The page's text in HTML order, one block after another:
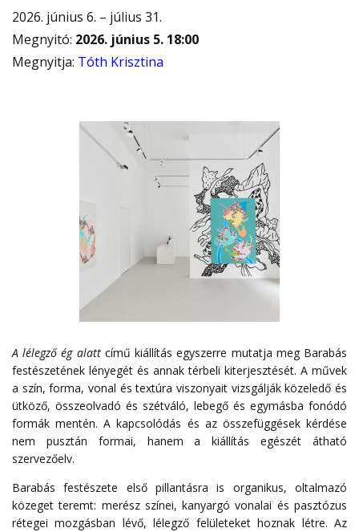
2026. június 6. – július 31.
Megnyitó: 2026. június 5. 18:00
Megnyitja: Tóth Krisztina
A lélegző ég alattcímű kiállítás egyszerre mutatja meg Barabás
festészetének lényegét és annak térbeli kiterjesztését. A művek
a szín, forma, vonal és textúra viszonyait vizsgálják közeledő és
ütköző, összeolvadó és szétváló, lebegő és egymásba fonódó
formák mentén. A kapcsolódás és az összefüggések kérdése
nem pusztán formai, hanem a kiállítás egészét átható
szervezőelv.
Barabás festészete első pillantásra is organikus, oltalmazó
közeget teremt: merész színei, kanyargó vonalai és pasztózus
rétegei mozgásban lévő, lélegző felületeket hoznak létre. Az